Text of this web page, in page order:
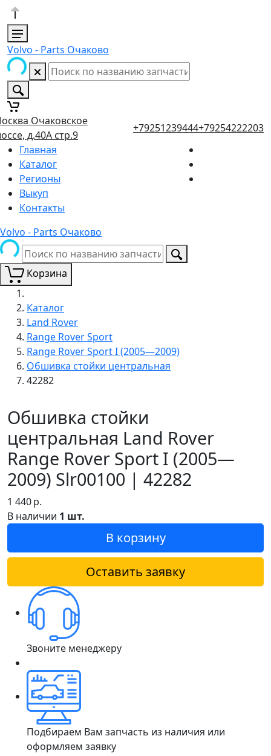
Volvo - Parts Очаково
Очаковское
д.40А стр.9
+79251239444+79254222203
Главная
Каталог
Регионы
Выкуп
Контакты
Volvo - Parts Очаково
Корзина
Каталог
Land Rover
Range Rover Sport
Range Rover Sport I (2005—2009)
Обшивка стойки центральная
42282
Обшивка стойки
центральная Land Rover
Range Rover Sport I (2005—
2009) Slr00100 | 42282
1 440р.
В наличии 1 шт.
В корзину
Оставить заявку
Звоните менеджеру
Подбираем Вам запчасть из наличия или
оформляем заявку